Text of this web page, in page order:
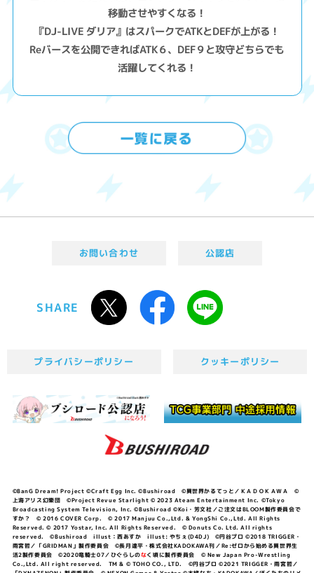
移動させやすくなる！
『DJ-LIVE ダリア』はスパークでATKとDEFが上がる！
Reバースを公開できればATK６、DEF９と攻守どちらでも
活躍してくれる！
お問い合わせ 公認店
SHARE
プライバシーポリシー クッキーポリシー
©BanG Dream! Project ©Craft Egg Inc. ©Bushiroad ©異世界かるてっと／ＫＡＤＯＫＡＷＡ ©
上海アリス幻樂団 ©Project Revue Starlight © 2023 Ateam Entertainment Inc. ©Tokyo
Broadcasting System Television, Inc. ©Bushiroad ©Koi・芳文社／ご注文はBLOOM製作委員会で
すか？ © 2016 COVER Corp. © 2017 Manjuu Co.,Ltd. & YongShi Co.,Ltd. All Rights
Reserved. © 2017 Yostar, Inc. All Rights Reserved. © Donuts Co. Ltd. All rights
reserved. ©Bushiroad illust：西あすか illust: やちぇ(D4DJ) ©円谷プロ ©2018 TRIGGER・
雨宮哲／「GRIDMAN」製作委員会 ©長月達平・株式会社KADOKAWA刊／Re:ゼロから始める異世界生
活2製作委員会 ©2020竜騎士07／ひぐらしのなく頃に製作委員会 © New Japan Pro-Wrestling
Co.,Ltd. All right reserved. TM & © TOHO CO., LTD. ©円谷プロ ©2021 TRIGGER・雨宮哲／